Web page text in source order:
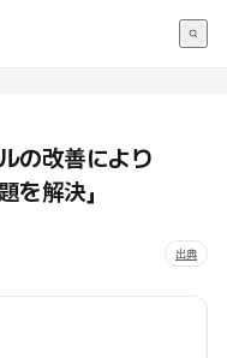
の改善により
を解決」
出典